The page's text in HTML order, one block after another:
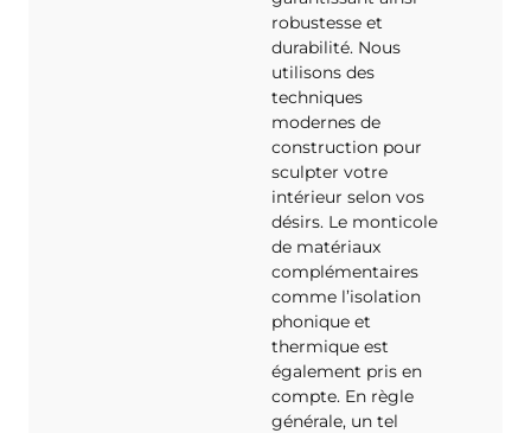
robustesse et
durabilité. Nous
utilisons des
techniques
modernes de
construction pour
sculpter votre
intérieur selon vos
désirs. Le monticole
de matériaux
complémentaires
comme l’isolation
phonique et
thermique est
également pris en
compte. En règle
générale, un tel